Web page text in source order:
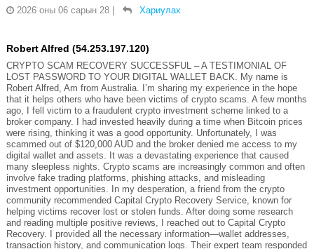
2026 оны 06 сарын 28
Хариулах
Robert Alfred (54.253.197.120)
CRYPTO SCAM RECOVERY SUCCESSFUL – A TESTIMONIAL OF
LOST PASSWORD TO YOUR DIGITAL WALLET BACK. My name is
Robert Alfred, Am from Australia. I’m sharing my experience in the hope
that it helps others who have been victims of crypto scams. A few months
ago, I fell victim to a fraudulent crypto investment scheme linked to a
broker company. I had invested heavily during a time when Bitcoin prices
were rising, thinking it was a good opportunity. Unfortunately, I was
scammed out of $120,000 AUD and the broker denied me access to my
digital wallet and assets. It was a devastating experience that caused
many sleepless nights. Crypto scams are increasingly common and often
involve fake trading platforms, phishing attacks, and misleading
investment opportunities. In my desperation, a friend from the crypto
community recommended Capital Crypto Recovery Service, known for
helping victims recover lost or stolen funds. After doing some research
and reading multiple positive reviews, I reached out to Capital Crypto
Recovery. I provided all the necessary information—wallet addresses,
transaction history, and communication logs. Their expert team responded